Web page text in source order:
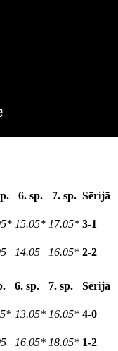
6. sp. 7. sp. Sērijā
15.05* 17.05* 3-1
14.05 16.05* 2-2
6. sp. 7. sp.
Sērijā
13.05* 16.05* 4-0
16.05* 18.05* 1-2